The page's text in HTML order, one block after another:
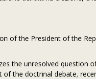
of the President of the
the unresolved question
of the doctrinal debate,